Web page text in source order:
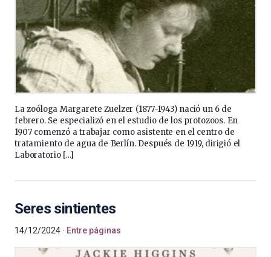
La zoóloga Margarete Zuelzer (1877-1943) nació un 6 de
febrero. Se especializó en el estudio de los protozoos. En
1907 comenzó a trabajar como asistente en el centro de
tratamiento de agua de Berlín. Después de 1919, dirigió el
Laboratorio […]
Seres sintientes
14/12/2024 Entre páginas